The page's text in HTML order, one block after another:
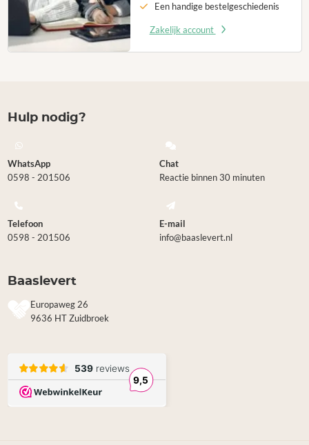
Een handige bestelgeschiedenis
Zakelijk account
Hulp nodig?
WhatsApp
0598 - 201506
Chat
Reactie binnen 30 minuten
Telefoon
0598 - 201506
E-mail
info@baaslevert.nl
Baaslevert
Europaweg 26
9636 HT Zuidbroek